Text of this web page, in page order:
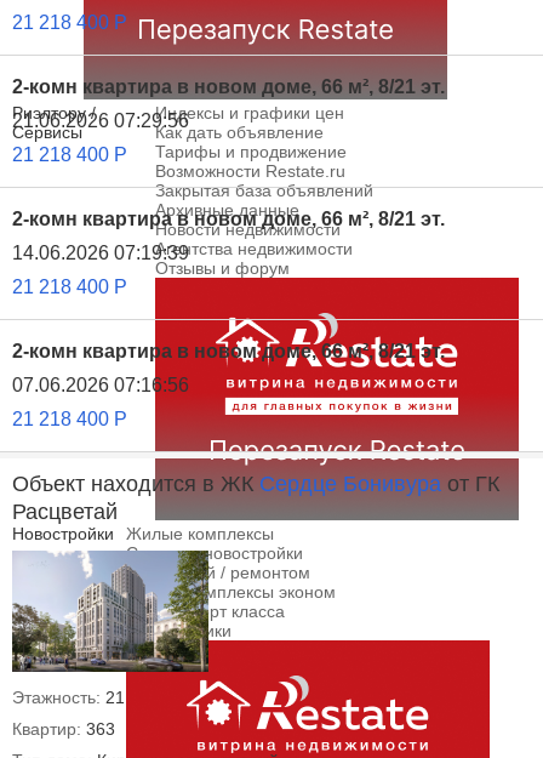
Риэлтору /
Сервисы
Индексы и графики цен
Как дать объявление
Тарифы и продвижение
Возможности Restate.ru
Закрытая база объявлений
Архивные данные
Новости недвижимости
Агентства недвижимости
Отзывы и форум
Новостройки
Жилые комплексы
Сданные новостройки
С отделкой / ремонтом
Жилые комплексы эконом
ЖК комфорт класса
Застройщики
21 218 400 Р
2-комн квартира в новом доме, 66 м², 8/21 эт.
21.06.2026 07:29:56
21 218 400 Р
2-комн квартира в новом доме, 66 м², 8/21 эт.
14.06.2026 07:19:39
21 218 400 Р
2-комн квартира в новом доме, 66 м², 8/21 эт.
07.06.2026 07:16:56
21 218 400 Р
Объект находится в ЖК Сердце Бонивура от ГК
Расцветай
Этажность: 21
Квартир: 363